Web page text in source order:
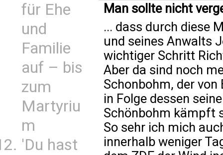
für Ehe
und
Familie
auf – bis
zum
Martyriu
m
'Du hast
Man sollte nicht
... dass durch diese
und seines Anwalts
wichtiger Schritt
Aber da sind noch
Schonbohm, der
in Folge dessen
Schönbohm kämpft
So sehr ich mich
innerhalb weniger